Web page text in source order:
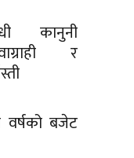
कानुनी
र
वर्षको बजेट